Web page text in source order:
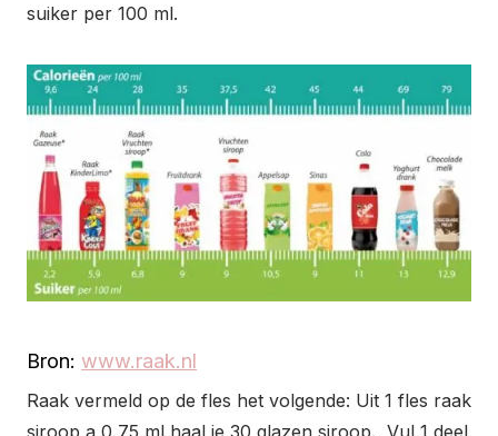
suiker per 100 ml.
Bron: www.raak.nl
Raak vermeld op de fles het volgende: Uit 1 fles raak
siroop a 0,75 ml haal je 30 glazen siroop. Vul 1 deel